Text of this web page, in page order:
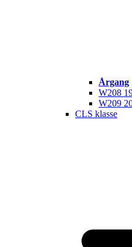
Årgang
W208
W209
CLS klasse